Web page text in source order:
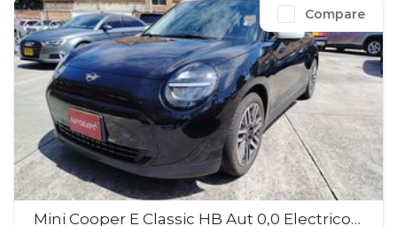
Compare
Mini Cooper E Classic HB Aut 0,0 Electrico 2025